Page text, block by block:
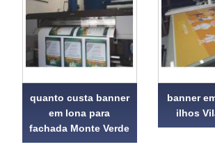
quanto custa banner
em lona para
fachada Monte Verde
banner
ilhos